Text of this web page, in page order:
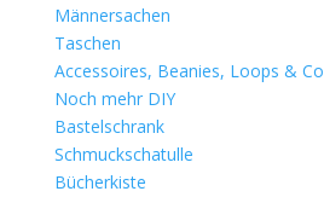
Männersachen
Taschen
Accessoires, Beanies, Loops & Co
Noch mehr DIY
Bastelschrank
Schmuckschatulle
Bücherkiste